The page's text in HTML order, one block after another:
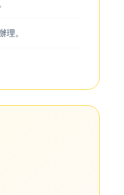
理。